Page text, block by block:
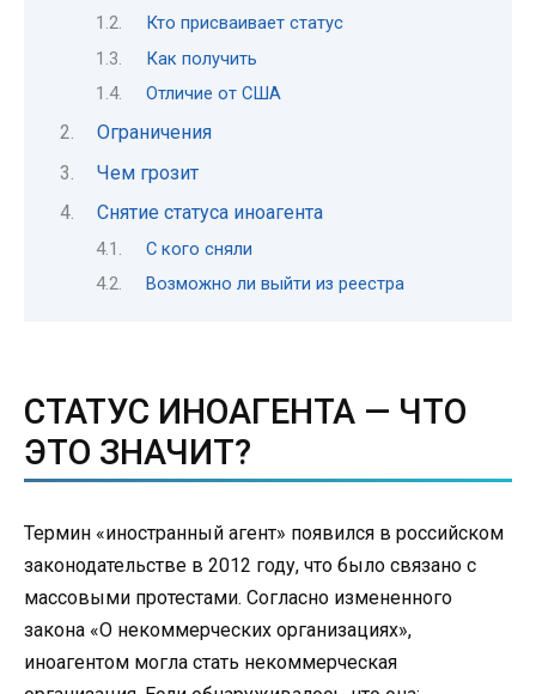
Кто присваивает статус
Как получить
Отличие от США
Ограничения
Чем грозит
Снятие статуса иноагента
С кого сняли
Возможно ли выйти из реестра
СТАТУС ИНОАГЕНТА — ЧТО
ЭТО ЗНАЧИТ?
Термин «иностранный агент» появился в российском
законодательстве в 2012 году, что было связано с
массовыми протестами. Согласно измененного
закона «О некоммерческих организациях»,
иноагентом могла стать некоммерческая